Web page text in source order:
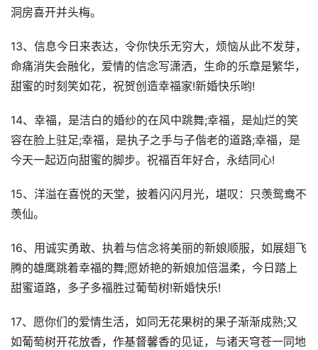
洞房喜开并头梅。
13、信息今日来表达，令你快乐无穷大，烦恼从此不发芽，
命痛消失会融化，爱情的信念写潇洒，生命的乐章是繁华，
甜蜜的时刻笑如花，祝贺创造幸福家!新婚快乐哟!
14、幸福，是洁白的婚纱的在风中跳舞;幸福，是灿烂的笑
容在脸上驻足;幸福，是执子之手与子偕老的道路;幸福，是
今天一起迈向甜蜜的脚步。祝福百年好合，永结同心!
15、洋溢在喜悦的天堂，披着闪闪月光，堪叹：只羡鸳鸯不
羡仙。
16、用诚实勇敢、执着与信念将美丽的新娘顺服，如展翅飞
腾的雄鹰跳着幸福的舞;愿娇艳的新娘加倍温柔，今日踏上
甜蜜道路，多子多福胜过葡萄树!新婚快乐!
17、愿你们的爱情生活，如同无花果树的果子渐渐成熟;又
如葡萄树开花放香，作基督馨香的见证，与诸天穹苍一同地